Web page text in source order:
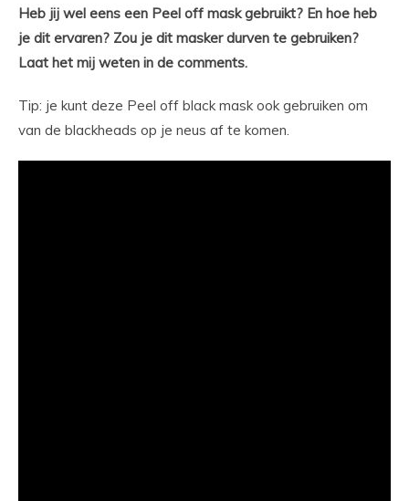
Heb jij wel eens een Peel off mask gebruikt? En hoe heb
je dit ervaren? Zou je dit masker durven te gebruiken?
Laat het mij weten in de comments.
Tip: je kunt deze Peel off black mask ook gebruiken om
van de blackheads op je neus af te komen.